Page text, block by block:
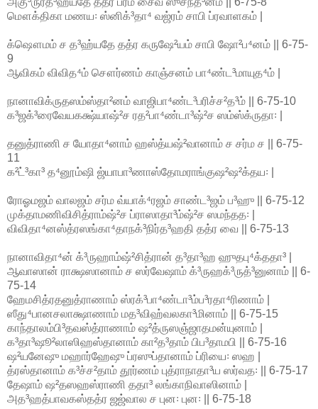
மௌக்திகா மணய꞉ ஸ்னிக்³தா⁴ வஜ்ரம் சாபி ப்ரவாளகம் |
க்ஷௌமம் ச த³ஹ்யதே தத்ர கருஷே²யம் சாபி ஷோ²ப⁴னம் || 6-75-
9
ஆவிகம் விவித⁴ம் சௌர்ணம் காஞ்சனம் பா⁴ண்ட³மாயுத⁴ம் |
நானாவிக்ருதஸம்ஸ்தா²னம் வாஜிபா⁴ண்ட³பரிச்ச²த³ம் || 6-75-10
க³ஜக்³ரைவேயகக்ஷ்யாஷ்²ச ரத²பா⁴ண்டா³ஷ்²ச ஸம்ஸ்க்ருதா꞉ |
தனுத்ராணி ச யோதா⁴னாம் ஹஸ்த்யஷ்²வானாம் ச சர்ம ச || 6-75-
11
க²ட்³கா³ த⁴னூம்ஷி ஜ்யாபா³ணாஸ்தோமராங்குஷ²ஷ²க்தய꞉ |
ரோஓமஜம் வாலஜம் சர்ம வ்யாக்⁴ரஜம் சாண்ட³ஜம் ப³ஹு || 6-75-12
முக்தாமணிவிசித்ராம்ஷ்²ச ப்ராஸாதா³ம்ஷ்²ச ஸமந்தத꞉ |
விவிதா⁴னஸ்த்ரஸங்கா⁴தாநக்³நிர்த³ஹதி தத்ர வை || 6-75-13
நானாவிதா⁴ன் க்³ருஹாம்ஷ்²சித்ரான் த³தா³ஹ ஹுதபு⁴க்ததா³ |
ஆவாஸான் ராக்ஷஸானாம் ச ஸர்வேஷாம் க்³ருஹக்³ருத்³னுனாம் || 6-
75-14
ஹேமசித்ரதனுத்ராணாம் ஸ்ரக்³பா⁴ண்டா³ம்ப³ரதா⁴ரிணாம் |
ஸீது⁴பானசலாக்ஷாணாம் மத³விஹ்வலகா³மினாம் || 6-75-15
காந்தாலம்பி³தவஸ்த்ராணாம் ஷ²த்ருஸஞ்ஜாதமன்யுனாம் |
க³தா³ஷூ²லாஸிஹஸ்தானாம் கா²த³தாம் பிப³தாமபி || 6-75-16
ஷ²யனேஷு மஹார்ஹேஷு ப்ரஸுப்தானாம் ப்ரியை꞉ ஸஹ |
த்ரஸ்தானாம் க³ச்ச²தாம் தூர்ணம் புத்ராநாதா³ய ஸர்வத꞉ || 6-75-17
தேஷாம் ஷ²தஸஹஸ்ராணி ததா³ லங்காநிவாஸினாம் |
அத³ஹத்பாவகஸ்தத்ர ஜஜ்வால ச புன꞉ புன꞉ || 6-75-18